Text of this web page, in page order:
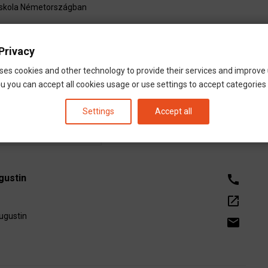
Németországban
ITT érhető el
call
open_in_new
email
cookies and other technology to provide their services and improve
you can accept all cookies usage or use settings to accept categories
Settings Accept all